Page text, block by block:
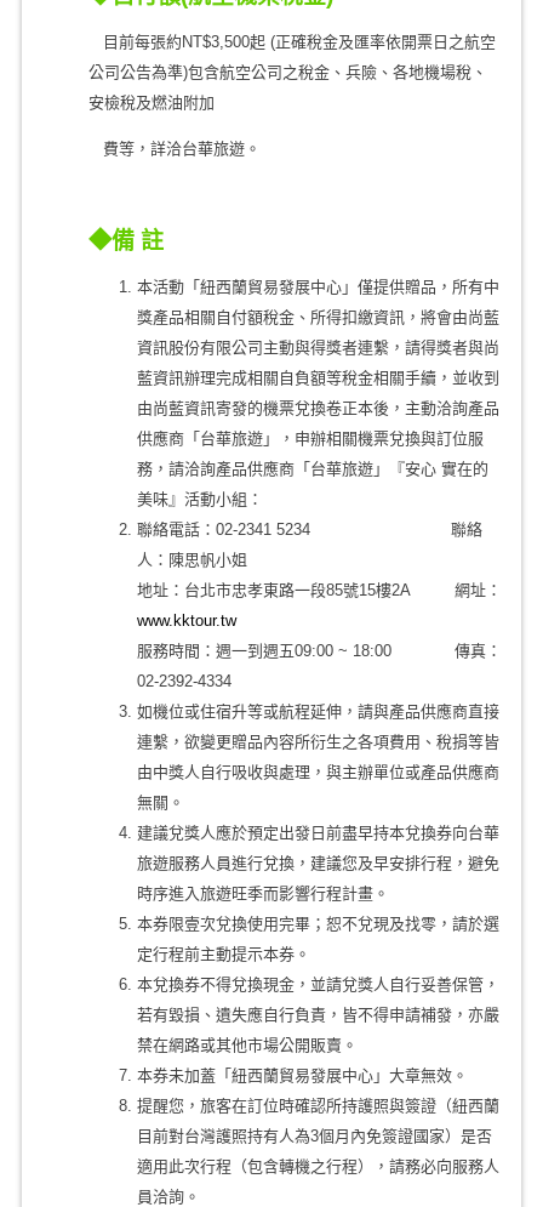
目前每張約NT$3,500起 (正確稅金及匯率依開票日之航空
公司公告為準)包含航空公司之稅金、兵險、各地機場稅、
安檢稅及燃油附加
費等，詳洽台華旅遊。
◆備 註
本活動「紐西蘭貿易發展中心」僅提供贈品，所有中
獎產品相關自付額稅金、所得扣繳資訊，將會由尚藍
資訊股份有限公司主動與得獎者連繫，請得獎者與尚
藍資訊辦理完成相關自負額等稅金相關手續，並收到
由尚藍資訊寄發的機票兌換卷正本後，主動洽詢產品
供應商「台華旅遊」，申辦相關機票兌換與訂位服
務，請洽詢產品供應商「台華旅遊」『安心 實在的
美味』活動小組：
聯絡電話：02-2341 5234 聯絡
人：陳思帆小姐
地址：台北市忠孝東路一段85號15樓2A 網址：
www.kktour.tw
服務時間：週一到週五09:00 ~ 18:00 傳真：
02-2392-4334
如機位或住宿升等或航程延伸，請與產品供應商直接
連繫，欲變更贈品內容所衍生之各項費用、稅捐等皆
由中獎人自行吸收與處理，與主辦單位或產品供應商
無關。
建議兌獎人應於預定出發日前盡早持本兌換券向台華
旅遊服務人員進行兌換，建議您及早安排行程，避免
時序進入旅遊旺季而影響行程計畫。
本券限壹次兌換使用完畢；恕不兌現及找零，請於選
定行程前主動提示本券。
本兌換券不得兌換現金，並請兌獎人自行妥善保管，
若有毀損、遺失應自行負責，皆不得申請補發，亦嚴
禁在網路或其他市場公開販賣。
本券未加蓋「紐西蘭貿易發展中心」大章無效。
提醒您，旅客在訂位時確認所持護照與簽證（紐西蘭
目前對台灣護照持有人為3個月內免簽證國家）是否
適用此次行程（包含轉機之行程），請務必向服務人
員洽詢。